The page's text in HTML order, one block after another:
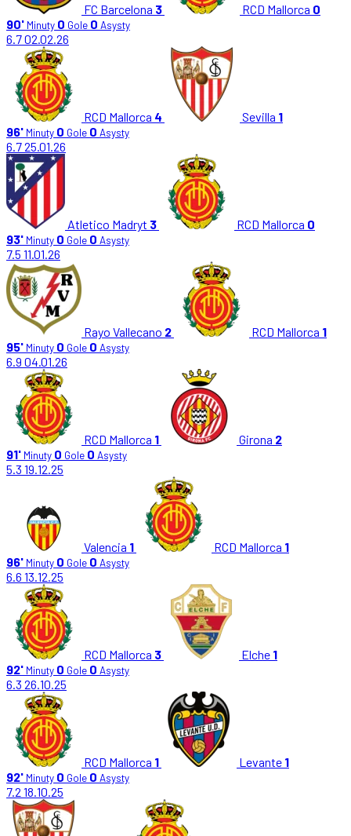
FC Barcelona 3 RCD Mallorca 0
90' Minuty 0 Gole 0 Asysty
6.702.02.26
RCD Mallorca 4 Sevilla 1
96' Minuty 0 Gole 0 Asysty
6.725.01.26
Atletico Madryt 3 RCD Mallorca 0
93' Minuty 0 Gole 0 Asysty
7.5 11.01.26
Rayo Vallecano 2 RCD Mallorca 1
95' Minuty 0 Gole 0 Asysty
6.9 04.01.26
RCD Mallorca 1 Girona 2
91' Minuty 0 Gole 0 Asysty
5.3 19.12.25
Valencia 1 RCD Mallorca 1
96' Minuty 0 Gole 0 Asysty
6.6 13.12.25
RCD Mallorca 3 Elche 1
92' Minuty 0 Gole 0 Asysty
6.3 26.10.25
RCD Mallorca 1 Levante 1
92' Minuty 0 Gole 0 Asysty
7.2 18.10.25